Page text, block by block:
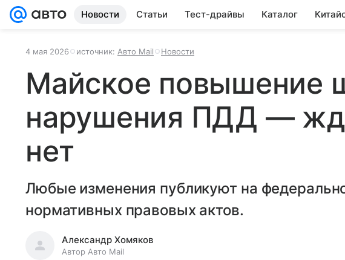
Новости Статьи Тест-драйвы Каталог
4 мая 2026 источник: Авто Mail Новости
Майское повышение
нарушения ПДД —
нет
Любые изменения публикуют на
нормативных правовых актов.
Александр Хомяков
Автор Авто Mail